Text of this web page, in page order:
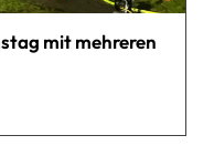
mit mehreren